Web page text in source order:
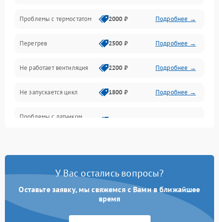
Программное обеспечение
Датчики
Безопасность
Проблемы с термостатом 2000 ₽ Подробнее →
Перегрев 2500 ₽ Подробнее →
Не работает вентиляция 2200 ₽ Подробнее →
Не запускается цикл 1800 ₽ Подробнее →
Проблемы с датчиком
Проблемы с блоком
1800 ₽ Подробнее →
Не завершает программу Подробнее →
У Вас остались вопросы?
Оставьте заявку, мы свяжемся с Вами в ближайшее
время